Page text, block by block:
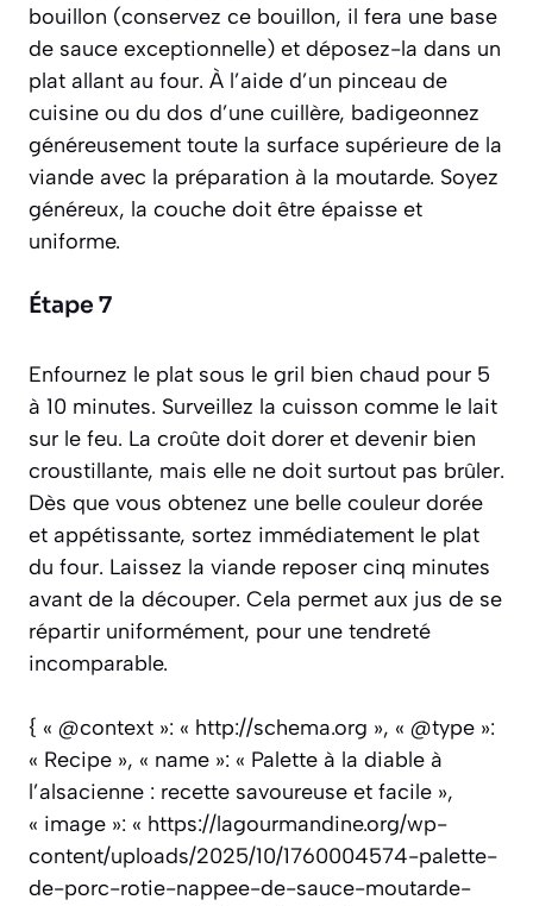
bouillon (conservez ce bouillon, il fera une base
de sauce exceptionnelle) et déposez-la dans un
plat allant au four. À l’aide d’un pinceau de
cuisine ou du dos d’une cuillère, badigeonnez
généreusement toute la surface supérieure de la
viande avec la préparation à la moutarde. Soyez
généreux, la couche doit être épaisse et
uniforme.
Étape 7
Enfournez le plat sous le gril bien chaud pour 5
à 10 minutes. Surveillez la cuisson comme le lait
sur le feu. La croûte doit dorer et devenir bien
croustillante, mais elle ne doit surtout pas brûler.
Dès que vous obtenez une belle couleur dorée
et appétissante, sortez immédiatement le plat
du four. Laissez la viande reposer cinq minutes
avant de la découper. Cela permet aux jus de se
répartir uniformément, pour une tendreté
incomparable.
{ « @context »: « http://schema.org », « @type »:
« Recipe », « name »: « Palette à la diable à
l’alsacienne : recette savoureuse et facile »,
« image »: « https://lagourmandine.org/wp-
content/uploads/2025/10/1760004574-palette-
de-porc-rotie-nappee-de-sauce-moutarde-